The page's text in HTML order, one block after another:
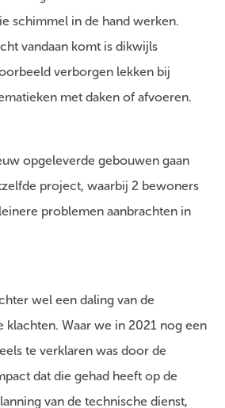
schimmel in de hand werken.
vandaan komt is dikwijls
verborgen lekken bij
met daken of afvoeren.
opgeleverde gebouwen gaan
project, waarbij 2 bewoners
problemen aanbrachten in
wel een daling van de
klachten. Waar we in 2021 nog een
te verklaren was door de
dat die gehad heeft op de
van de technische dienst,